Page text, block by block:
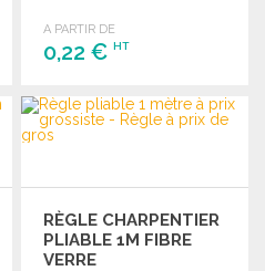
A PARTIR DE
0,22 €HT
COMMANDER
Demander un devis
RÈGLE CHARPENTIER
PLIABLE 1M FIBRE
VERRE